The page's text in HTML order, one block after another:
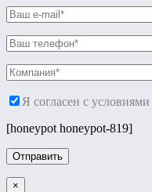
Я согласен с условиями
[honeypot honeypot-819]
×